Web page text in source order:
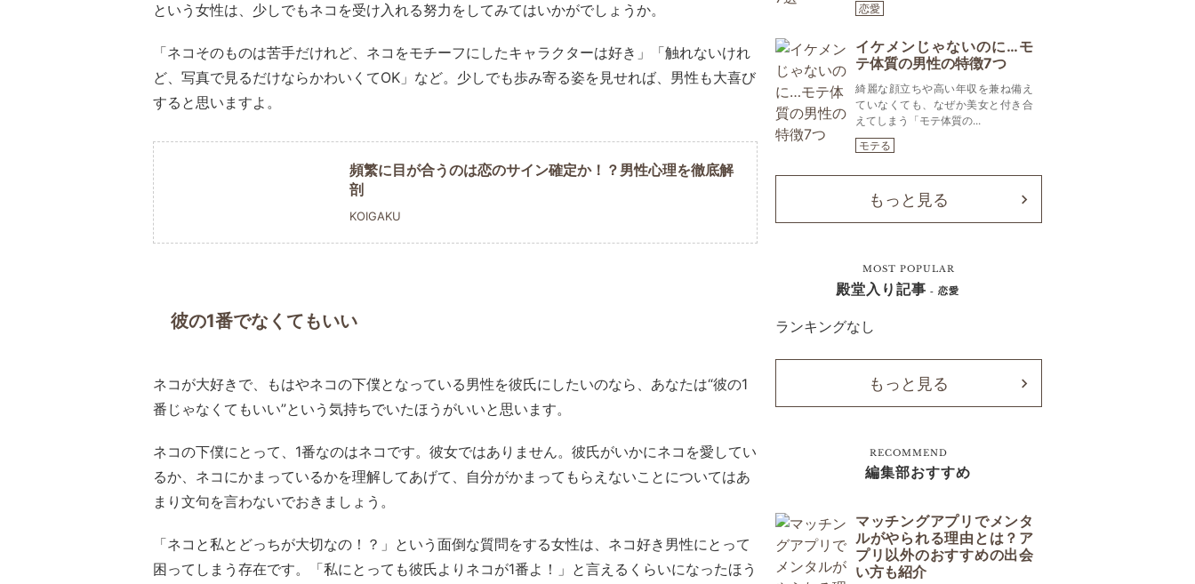
という女性は、少しでもネコを受け入れる努力をしてみてはいかがでしょうか。
「ネコそのものは苦手だけれど、ネコをモチーフにしたキャラクターは好き」「触れないけれ
ど、写真で見るだけならかわいくてOK」など。少しでも歩み寄る姿を見せれば、男性も大喜び
すると思いますよ。
頻繁に目が合うのは恋のサイン確定か！？男性心理を徹底解
剖
KOIGAKU
彼の1番でなくてもいい
ネコが大好きで、もはやネコの下僕となっている男性を彼氏にしたいのなら、あなたは“彼の1
番じゃなくてもいい”という気持ちでいたほうがいいと思います。
ネコの下僕にとって、1番なのはネコです。彼女ではありません。彼氏がいかにネコを愛してい
るか、ネコにかまっているかを理解してあげて、自分がかまってもらえないことについてはあ
まり文句を言わないでおきましょう。
「ネコと私とどっちが大切なの！？」という面倒な質問をする女性は、ネコ好き男性にとって
困ってしまう存在です。「私にとっても彼氏よりネコが1番よ！」と言えるくらいになったほう
恋愛
イケメンじゃないのに…モ
テ体質の男性の特徴7つ
綺麗な顔立ちや高い年収を兼ね備え
ていなくても、なぜか美女と付き合
えてしまう「モテ体質の...
モテる
もっと見る
MOST POPULAR
殿堂入り記事 - 恋愛
ランキングなし
もっと見る
RECOMMEND
編集部おすすめ
マッチングアプリでメンタ
ルがやられる理由とは？ア
プリ以外のおすすめの出会
い方も紹介